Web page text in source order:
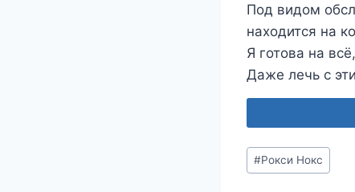
Под видом
находится на
Я готова на
Даже лечь с
Метки
записи:
#Рокси Нокс